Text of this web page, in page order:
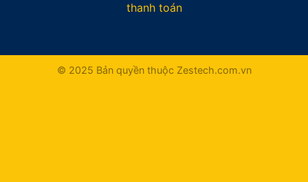
thanh toán
© 2025 Bản quyền thuộc Zestech.com.vn